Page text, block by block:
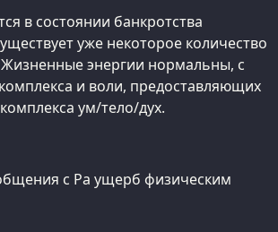
в состоянии банкротства
уже некоторое количество
энергии нормальны, с
и воли, предоставляющих
ум/тело/дух.
с Ра ущерб физическим